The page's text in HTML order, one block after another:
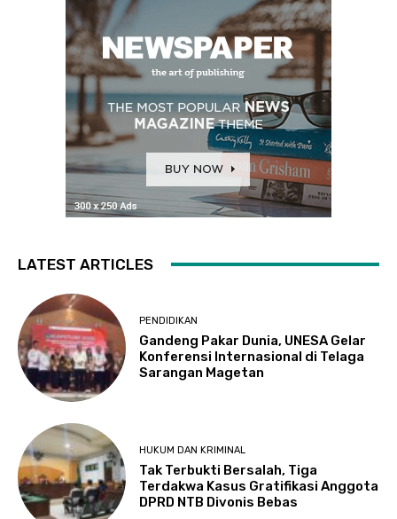
LATEST ARTICLES
PENDIDIKAN
Gandeng Pakar Dunia, UNESA Gelar
Konferensi Internasional di Telaga
Sarangan Magetan
HUKUM DAN KRIMINAL
Tak Terbukti Bersalah, Tiga
Terdakwa Kasus Gratifikasi Anggota
DPRD NTB Divonis Bebas